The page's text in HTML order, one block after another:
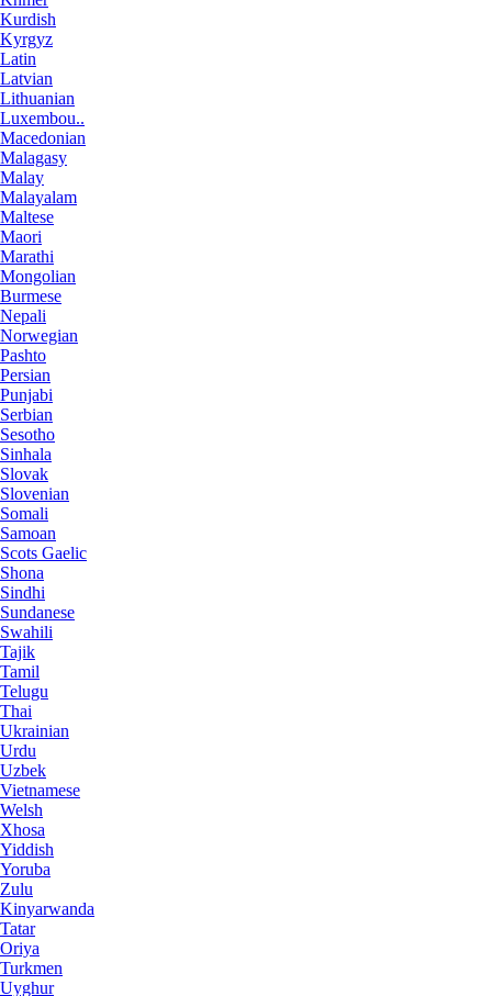
Kurdish
Kyrgyz
Latin
Latvian
Lithuanian
Luxembou..
Macedonian
Malagasy
Malay
Malayalam
Maltese
Maori
Marathi
Mongolian
Burmese
Nepali
Norwegian
Pashto
Persian
Punjabi
Serbian
Sesotho
Sinhala
Slovak
Slovenian
Somali
Samoan
Scots Gaelic
Shona
Sindhi
Sundanese
Swahili
Tajik
Tamil
Telugu
Thai
Ukrainian
Urdu
Uzbek
Vietnamese
Welsh
Xhosa
Yiddish
Yoruba
Zulu
Kinyarwanda
Tatar
Oriya
Turkmen
Uyghur